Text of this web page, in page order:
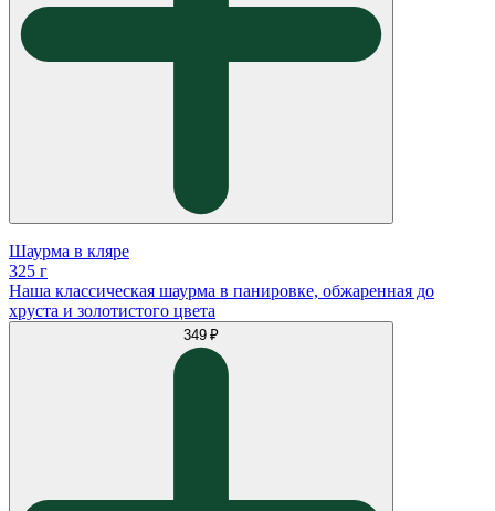
Шаурма в кляре
325 г
Наша классическая шаурма в панировке, обжаренная до
хруста и золотистого цвета
349 ₽